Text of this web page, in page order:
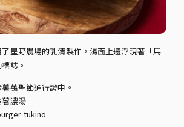
星野農場的乳清製作，湯面上還浮現著「馬
誌。
萬聖節通行證中。
濃湯
tukino